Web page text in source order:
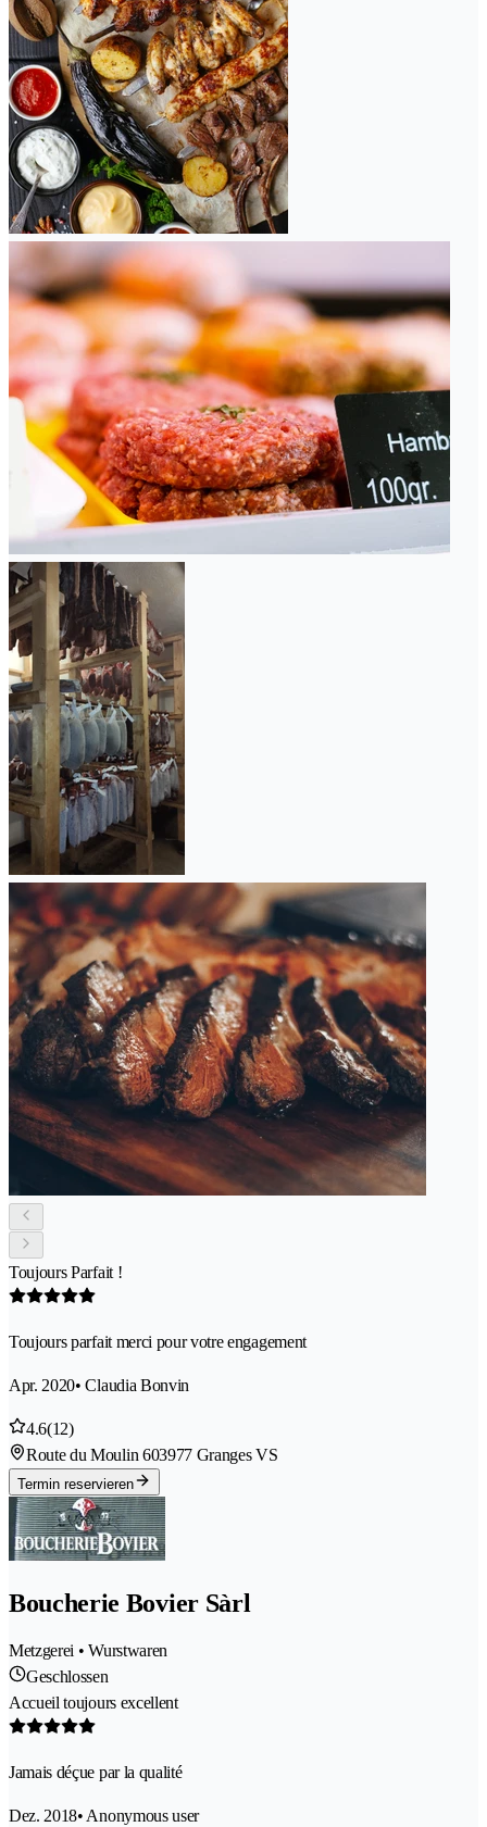
Toujours Parfait !
Toujours parfait merci pour votre engagement
Apr. 2020• Claudia Bonvin
4.6(12)
Route du Moulin 603977 Granges VS
Termin reservieren
Boucherie Bovier Sàrl
Metzgerei • Wurstwaren
Geschlossen
Accueil toujours excellent
Jamais déçue par la qualité
Dez. 2018• Anonymous user